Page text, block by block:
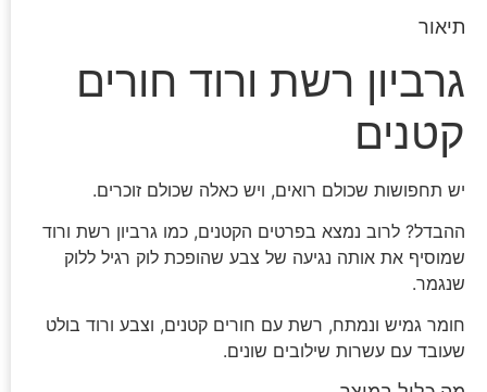
תיאור
גרביון רשת ורוד חורים
קטנים
יש תחפושות שכולם רואים, ויש כאלה שכולם זוכרים.
ההבדל? לרוב נמצא בפרטים הקטנים, כמו גרביון רשת ורוד
שמוסיף את אותה נגיעה של צבע שהופכת לוק רגיל ללוק
שנגמר.
חומר גמיש ונמתח, רשת עם חורים קטנים, וצבע ורוד בולט
שעובד עם עשרות שילובים שונים.